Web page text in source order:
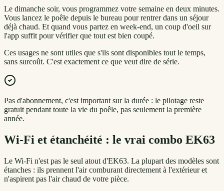
Le dimanche soir, vous programmez votre semaine en deux minutes.
Vous lancez le poêle depuis le bureau pour rentrer dans un séjour
déjà chaud. Et quand vous partez en week-end, un coup d'oeil sur
l'app suffit pour vérifier que tout est bien coupé.
Ces usages ne sont utiles que s'ils sont disponibles tout le temps,
sans surcoût. C'est exactement ce que veut dire de série.
Pas d'abonnement, c'est important sur la durée : le pilotage reste
gratuit pendant toute la vie du poêle, pas seulement la première
année.
Wi-Fi et étanchéité : le vrai combo EK63
Le Wi-Fi n'est pas le seul atout d'EK63. La plupart des modèles sont
étanches : ils prennent l'air comburant directement à l'extérieur et
n'aspirent pas l'air chaud de votre pièce.